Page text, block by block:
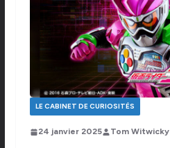
LE CABINET DE CURIOSITÉS
24 janvier 2025 Tom Witwicky